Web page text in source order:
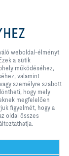
feltételek
GmbH
a
weboldal-élményt
a sütik
működéséhez,
valamint
személyre szabott
hogy mely
megfelelően
figyelmét, hogy a
oldal összes